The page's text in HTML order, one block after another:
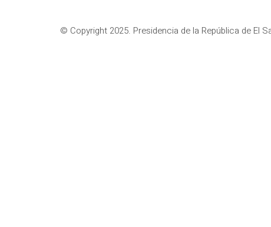
© Copyright 2025. Presidencia de la República de El